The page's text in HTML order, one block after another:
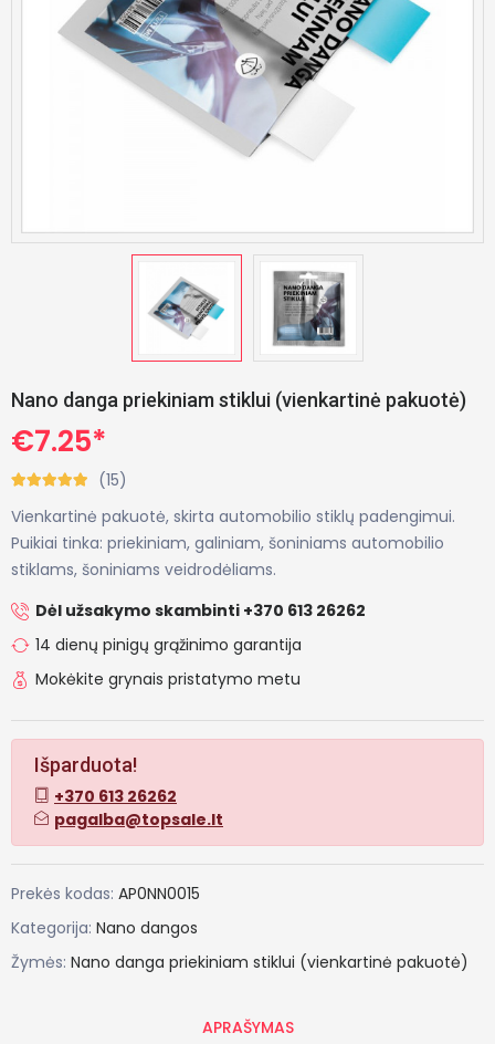
Nano danga priekiniam stiklui (vienkartinė pakuotė)
€7.25*
(15)
Vienkartinė pakuotė, skirta automobilio stiklų padengimui.
Puikiai tinka: priekiniam, galiniam, šoniniams automobilio
stiklams, šoniniams veidrodėliams.
Dėl užsakymo skambinti +370 613 26262
14 dienų pinigų grąžinimo garantija
Mokėkite grynais pristatymo metu
Išparduota!
+370 613 26262
pagalba@topsale.lt
Prekės kodas: AP0NN0015
Kategorija: Nano dangos
Žymės: Nano danga priekiniam stiklui (vienkartinė pakuotė)
APRAŠYMAS